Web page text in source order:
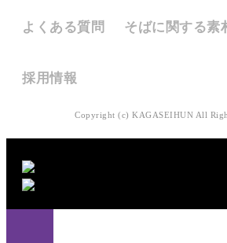
よくある質問
そばに関する素
採用情報
Copyright (c) KAGASEIHUN All